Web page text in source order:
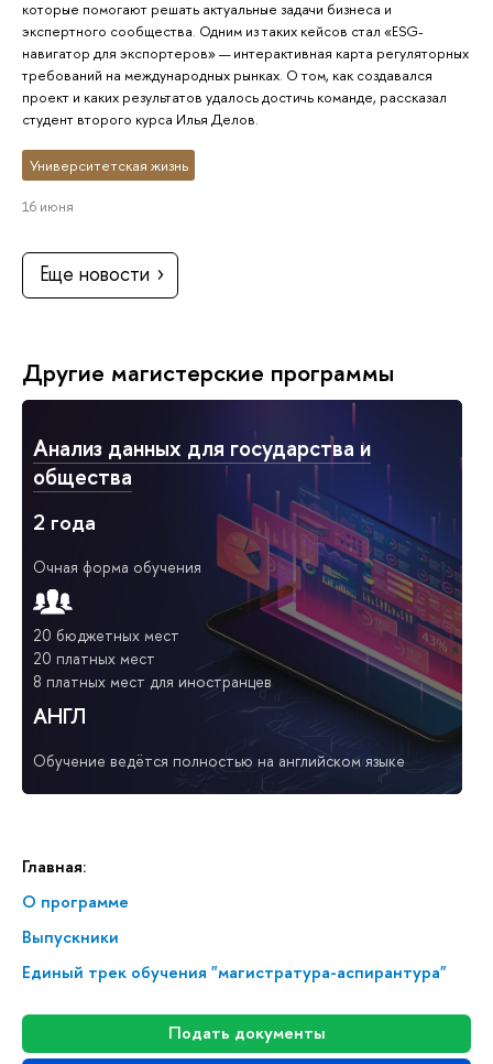
Главная:
О программе
Выпускники
Единый трек обучения "магистратура-аспирантура"
Подать документы
которые помогают решать актуальные задачи бизнеса и
экспертного сообщества. Одним из таких кейсов стал «ESG-
навигатор для экспортеров» — интерактивная карта регуляторных
требований на международных рынках. О том, как создавался
проект и каких результатов удалось достичь команде, рассказал
студент второго курса Илья Делов.
Университетская жизнь
16 июня
Еще новости
Другие магистерские программы
Анализ данных для государства и
общества
2 года
Очная форма обучения
20 бюджетных мест
20 платных мест
8 платных мест для иностранцев
АНГЛ
Обучение ведётся полностью на английском языке